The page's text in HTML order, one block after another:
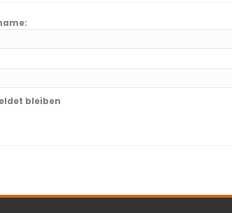
bleiben